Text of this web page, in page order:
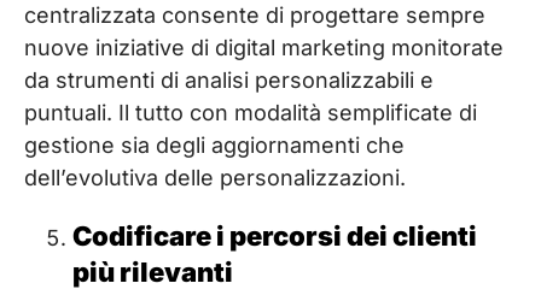
centralizzata consente di progettare sempre
nuove iniziative di digital marketing monitorate
da strumenti di analisi personalizzabili e
puntuali. Il tutto con modalità semplificate di
gestione sia degli aggiornamenti che
dell’evolutiva delle personalizzazioni.
Codificare i percorsi dei clienti
più rilevanti